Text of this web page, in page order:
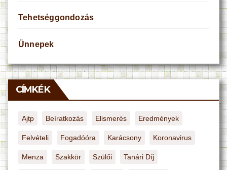
Tehetséggondozás
Ünnepek
CÍMKÉK
Ajtp Beíratkozás Elismerés Eredmények
Felvételi Fogadóóra Karácsony Koronavirus
Menza Szakkör Szülői Tanári Díj